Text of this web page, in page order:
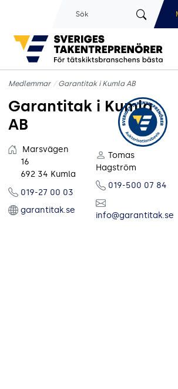
Sök
Medlemmar Garantitak i Kumla AB
Garantitak i Kumla
AB
Marsvägen
16
692 34 Kumla
019-27 00 03
garantitak.se
Tomas
Hagström
019-500 07 84
info@garantitak.se